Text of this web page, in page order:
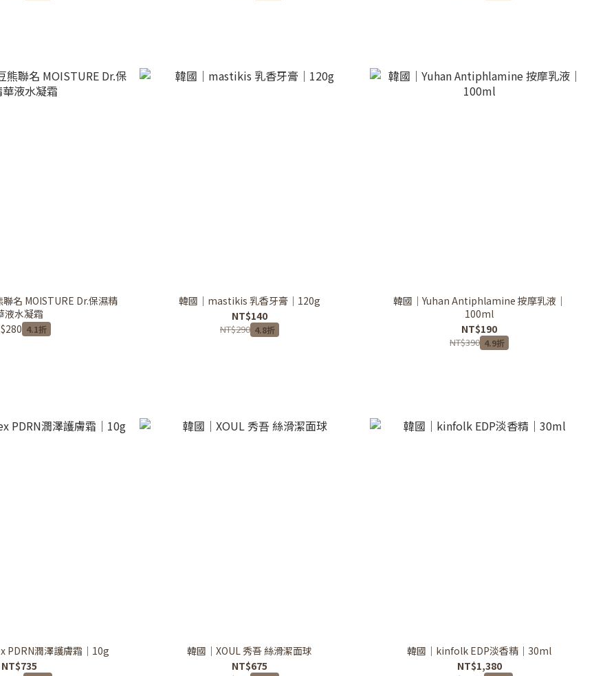
名 MOISTURE Dr.保濕精
液水凝霜
4.1折
韓國｜mastikis 乳香牙膏｜120g
NT$140
NT$290 4.8折
韓國｜Yuhan Antiphlamine 按摩乳液｜
100ml
NT$190
NT$390 4.9折
PDRN潤澤護膚霜｜10g
NT$735
韓國｜XOUL 秀吾 絲滑潔面球
NT$675
韓國｜kinfolk EDP淡香精｜30ml
NT$1,380